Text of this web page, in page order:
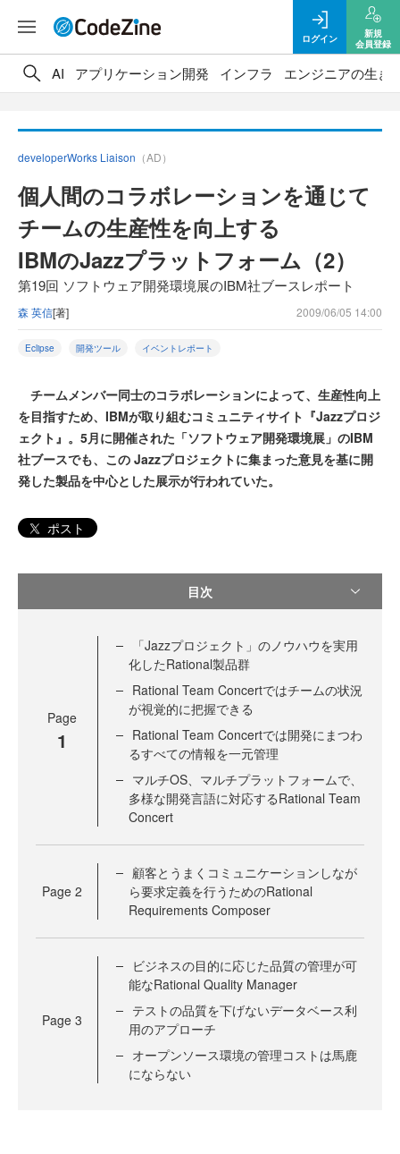
ログイン
新規
会員登録
AI アプリケーション開発 インフラ エンジニアの生き
developerWorks Liaison （AD）
個人間のコラボレーションを通じて
チームの生産性を向上する
IBMのJazzプラットフォーム（2）
第19回 ソフトウェア開発環境展のIBM社ブースレポート
森 英信[著] 2009/06/05 14:00
Eclipse 開発ツール イベントレポート
チームメンバー同士のコラボレーションによって、生産性向上
を目指すため、IBMが取り組むコミュニティサイト『Jazzプロジ
ェクト』。5月に開催された「ソフトウェア開発環境展」のIBM
社ブースでも、この Jazzプロジェクトに集まった意見を基に開
発した製品を中心とした展示が行われていた。
ポスト
目次
Page
1
「Jazzプロジェクト」のノウハウを実用
化したRational製品群
Rational Team Concertではチームの状況
が視覚的に把握できる
Rational Team Concertでは開発にまつわ
るすべての情報を一元管理
マルチOS、マルチプラットフォームで、
多様な開発言語に対応するRational Team
Concert
Page 2
顧客とうまくコミュニケーションしなが
ら要求定義を行うためのRational
Requirements Composer
Page 3
ビジネスの目的に応じた品質の管理が可
能なRational Quality Manager
テストの品質を下げないデータベース利
用のアプローチ
オープンソース環境の管理コストは馬鹿
にならない